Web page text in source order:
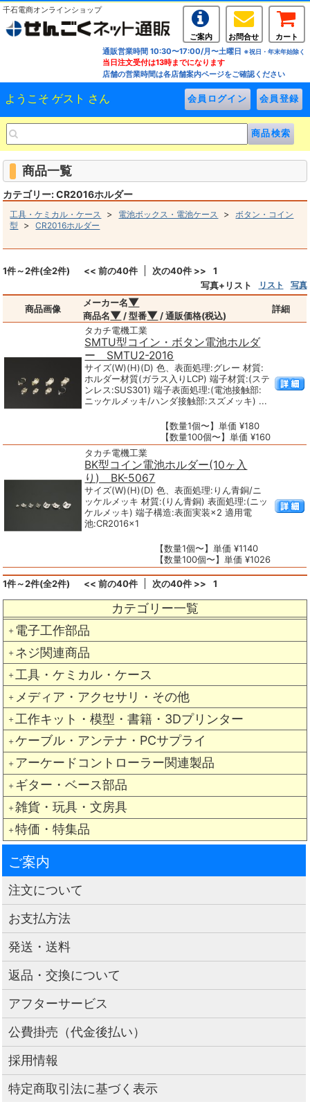
千石電商オンラインショップ
ご案内 お問合せ
カート
通販営業時間 10:30〜17:00/月〜土曜日 ※祝日・年末年始除く
当日注文受付は13時までになります
店舗の営業時間は各店舗案内ページをご確認ください
ようこそ ゲスト さん
カテゴリー一覧
＋ 電子工作部品
＋ ネジ関連商品
＋ 工具・ケミカル・ケース
＋ メディア・アクセサリ・その他
＋ 工作キット・模型・書籍・3Dプリンター
＋ ケーブル・アンテナ・PCサプライ
＋ アーケードコントローラー関連製品
＋ ギター・ベース部品
＋ 雑貨・玩具・文房具
＋ 特価・特集品
商品一覧
カテゴリー: CR2016ホルダー
工具・ケミカル・ケース > 電池ボックス・電池ケース > ボタン・コイン
型
>CR2016ホルダー
1件～2件(全2件) << 前の40件 次の40件 >>
1
写真+リスト
リスト 写真
商品画像
メーカー名▼
商品名▼ / 型番▼ / 通販価格(税込)
詳細
タカチ電機工業
SMTU型コイン・ボタン電池ホルダ
ー SMTU2-2016
サイズ(W)(H)(D) 色、表面処理:グレー 材質:
ホルダー材質(ガラス入りLCP) 端子材質:(ステ
ンレス:SUS301) 端子表面処理:(電池接触部:
ニッケルメッキ/ハンダ接触部:スズメッキ) ...
【数量1個〜】単価 ¥180
【数量100個〜】単価 ¥160
タカチ電機工業
BK型コイン電池ホルダー(10ヶ入
り) BK-5067
サイズ(W)(H)(D) 色、表面処理:りん青銅/ニ
ッケルメッキ 材質:(りん青銅) 表面処理:(ニッ
ケルメッキ) 端子構造:表面実装×2 適用電
池:CR2016×1
【数量1個〜】単価 ¥1140
【数量100個〜】単価 ¥1026
1件～2件(全2件) << 前の40件 次の40件 >> 1
ご案内
注文について
お支払方法
発送・送料
返品・交換について
アフターサービス
公費掛売（代金後払い）
採用情報
特定商取引法に基づく表示